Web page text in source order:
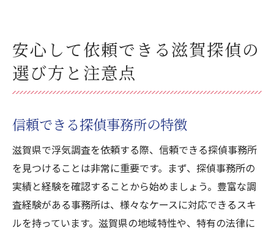
安心して依頼できる滋賀探偵の
選び方と注意点
信頼できる探偵事務所の特徴
滋賀県で浮気調査を依頼する際、信頼できる探偵事務所
を見つけることは非常に重要です。まず、探偵事務所の
実績と経験を確認することから始めましょう。豊富な調
査経験がある事務所は、様々なケースに対応できるスキ
ルを持っています。滋賀県の地域特性や、特有の法律に